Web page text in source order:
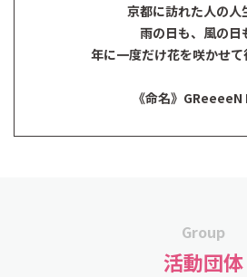
京都に訪れた人の人
雨の日も、風の日
年に一度だけ花を咲かせて
《命名》GReeeeN
Group
活動団体